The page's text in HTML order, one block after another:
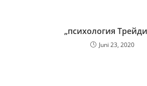
„психология
Juni 23, 2020